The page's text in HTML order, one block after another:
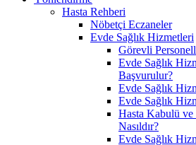
Hasta Rehberi
Nöbetçi Eczaneler
Evde Sağlık Hizmetleri
Görevli
Evde Sağlık
Başvurulur?
Evde Sağlık
Evde Sağlık
Hasta Kabulü ve
Nasıldır?
Evde Sağlık